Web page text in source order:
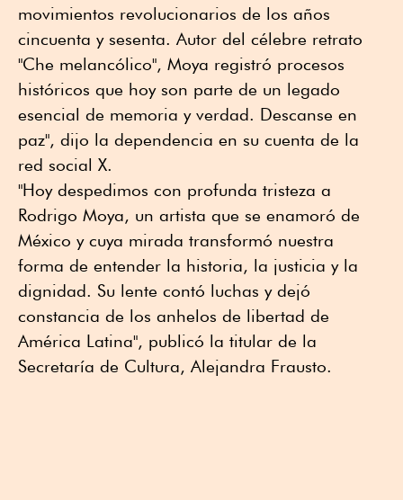
movimientos revolucionarios de los años
cincuenta y sesenta. Autor del célebre retrato
"Che melancólico", Moya registró procesos
históricos que hoy son parte de un legado
esencial de memoria y verdad. Descanse en
paz", dijo la dependencia en su cuenta de la
red social X.
"Hoy despedimos con profunda tristeza a
Rodrigo Moya, un artista que se enamoró de
México y cuya mirada transformó nuestra
forma de entender la historia, la justicia y la
dignidad. Su lente contó luchas y dejó
constancia de los anhelos de libertad de
América Latina", publicó la titular de la
Secretaría de Cultura, Alejandra Frausto.